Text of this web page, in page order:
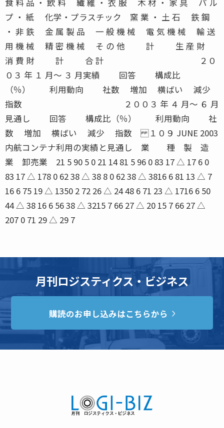
月刊ロジスティクス・ビジネス
購読のお申し込みはこちらから